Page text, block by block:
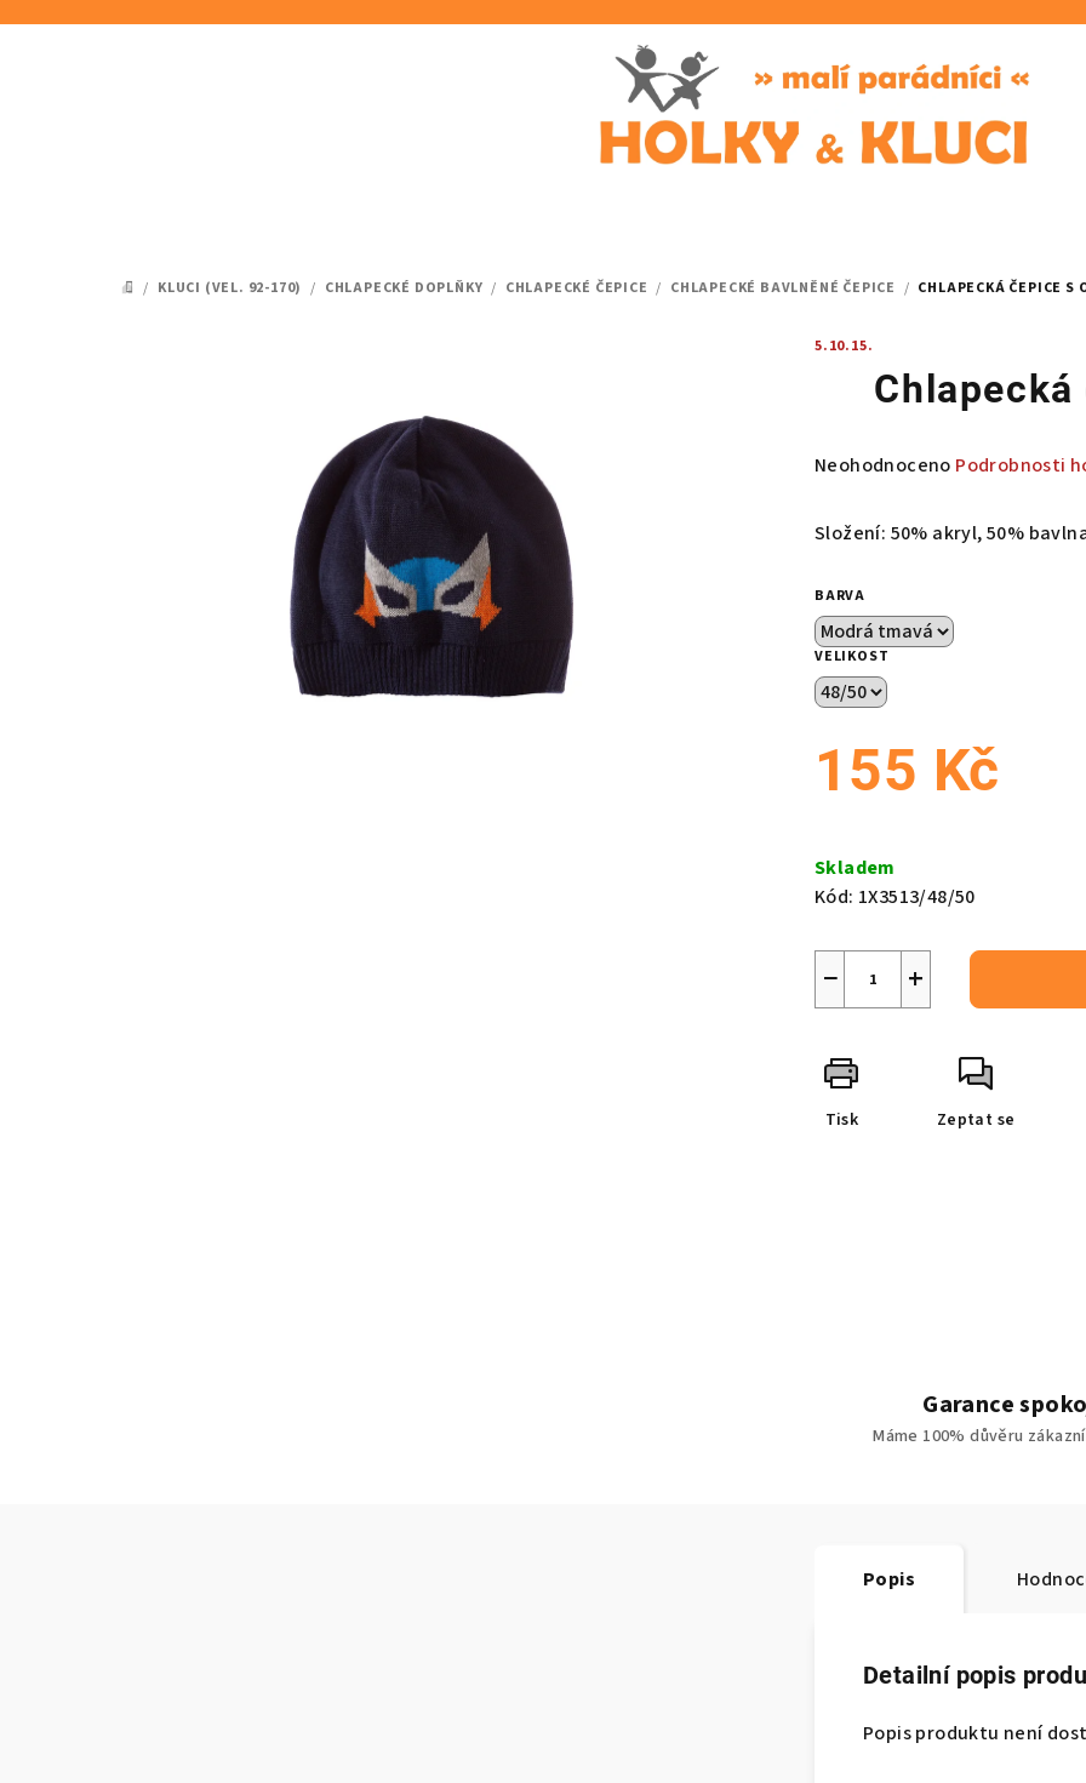
DOMŮ
/ KLUCI (VEL. 92-170) / CHLAPECKÉ DOPLŇKY / CHLAPECKÉ ČEPICE / CHLAPECKÉ BAVLNĚNÉ ČEPICE / CHLAPECKÁ ČEPICE S
5.10.15.
Průměrné
produktu
z
5
hvězdiček.
Neohodnoceno Podrobnosti
Složení: 50% akryl, 50%
BARVA
VELIKOST
155 Kč
cena:
Skladem
Kód: 1X3513/48/50
+
−
Tisk Zeptat se
Garance
Máme 100% důvěru
Popis
Detailní popis
Popis produktu není